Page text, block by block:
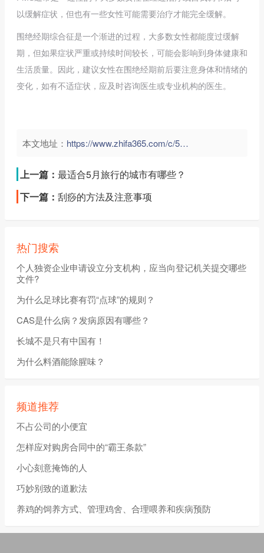
以缓解症状，但也有一些女性可能需要治疗才能完全缓解。
围绝经期综合征是一个渐进的过程，大多数女性都能度过缓解
期，但如果症状严重或持续时间较长，可能会影响到身体健康和
生活质量。因此，建议女性在围绝经期前后要注意身体和情绪的
变化，如有不适症状，应及时咨询医生或专业机构的医生。
本文地址： https://www.zhifa365.com/c/5u2nrMYAakBTgENz">
上一篇： 最适合5月旅行的城市有哪些？
下一篇： 刮痧的方法及注意事项
热门搜索
个人独资企业申请设立分支机构，应当向登记机关提交哪些
文件?
为什么足球比赛有罚“点球”的规则？
CAS是什么病？发病原因有哪些？
长城不是只有中国有！
为什么料酒能除腥味？
频道推荐
不占公司的小便宜
怎样应对购房合同中的“霸王条款”
小心刻意掩饰的人
巧妙别致的道歉法
养鸡的饲养方式、管理鸡舍、合理喂养和疾病预防